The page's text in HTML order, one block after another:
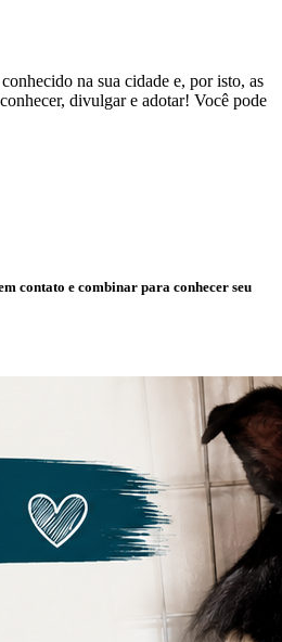
na sua cidade e, por isto, as
divulgar e adotar! Você pode
contato e combinar para conhecer seu